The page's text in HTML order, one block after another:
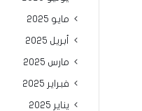
مايو 2025
أبريل 2025
مارس 2025
فبراير 2025
يناير 2025